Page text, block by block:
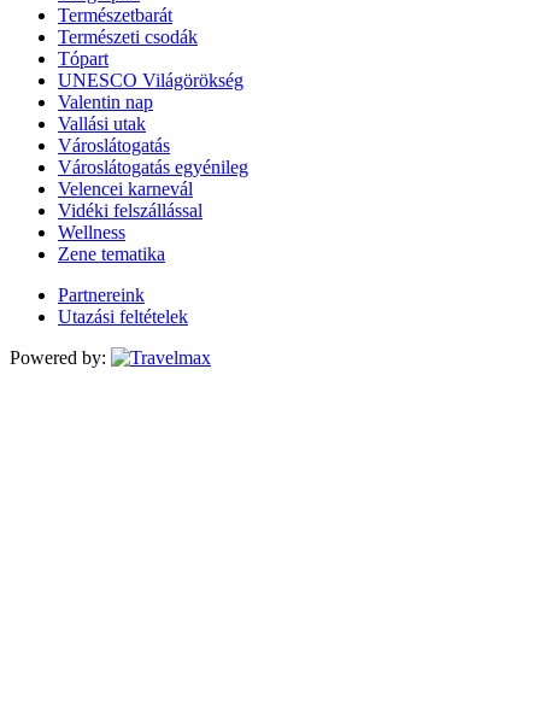
Természetbarát
Természeti csodák
Tópart
UNESCO Világörökség
Valentin nap
Vallási utak
Városlátogatás
Városlátogatás egyénileg
Velencei karnevál
Vidéki felszállással
Wellness
Zene tematika
Partnereink
Utazási feltételek
Powered by: